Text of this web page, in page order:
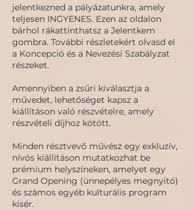
jelentkezned a pályázatunkra, amely
teljesen INGYENES. Ezen az oldalon
bárhol rákattinthatsz a Jelentkem
gombra. További részletekért olvasd el
a Koncepció és a Nevezési Szabályzat
részeket.
Amennyiben a zsűri kiválasztja a
művedet, lehetőséget kapsz a
kiállításon való részvételre, amely
részvételi díjhoz kötött.
Minden résztvevő művész egy exkluzív,
nívós kiállításon mutatkozhat be
prémium helyszíneken, amelyet egy
Grand Opening (ünnepélyes megnyitó)
és számos egyéb kulturális program
kísér.